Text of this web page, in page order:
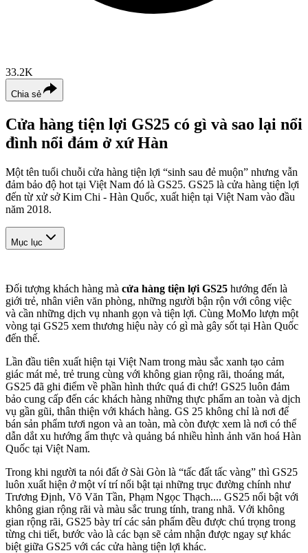
33.2K
Chia sẻ
Cửa hàng tiện lợi GS25 có gì và sao lại nổi
đình nổi đám ở xứ Hàn
Một tên tuổi chuỗi cửa hàng tiện lợi “sinh sau đẻ muộn” nhưng vẫn
đảm bảo độ hot tại Việt Nam đó là GS25. GS25 là cửa hàng tiện lợi
đến từ xử sở Kim Chi - Hàn Quốc, xuất hiện tại Việt Nam vào đầu
năm 2018.
Mục lục
Đối tượng khách hàng mà cửa hàng tiện lợi GS25 hướng đến là
giới trẻ, nhân viên văn phòng, những người bận rộn với công việc
và cần những dịch vụ nhanh gọn và tiện lợi. Cùng MoMo lượn một
vòng tại GS25 xem thương hiệu này có gì mà gây sốt tại Hàn Quốc
đến thế.
Lần đầu tiên xuất hiện tại Việt Nam trong màu sắc xanh tạo cảm
giác mát mẻ, trẻ trung cùng với không gian rộng rãi, thoáng mát,
GS25 đã ghi điểm về phần hình thức quá đi chứ! GS25 luôn đảm
bảo cung cấp đến các khách hàng những thực phẩm an toàn và dịch
vụ gần gũi, thân thiện với khách hàng. GS 25 không chỉ là nơi để
bán sản phẩm tươi ngon và an toàn, mà còn được xem là nơi có thể
dẫn dắt xu hướng ẩm thực và quảng bá nhiều hình ảnh văn hoá Hàn
Quốc tại Việt Nam.
Trong khi người ta nói đất ở Sài Gòn là “tấc đất tấc vàng” thì GS25
luôn xuất hiện ở một ví trí nổi bật tại những trục đường chính như
Trương Định, Võ Văn Tần, Phạm Ngọc Thạch.... GS25 nổi bật với
không gian rộng rãi và màu sắc trung tính, trang nhã. Với không
gian rộng rãi, GS25 bày trí các sản phẩm đều được chú trọng trong
từng chi tiết, bước vào là các bạn sẽ cảm nhận được ngay sự khác
biệt giữa GS25 với các cửa hàng tiện lợi khác.